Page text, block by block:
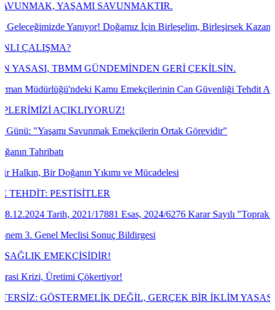
SAVUNMAKTIR.
Doğamız İçin Birleşelim, Birleşirsek Kazanırız!
GÜNDEMİNDEN GERİ ÇEKİLSİN.
Kamu Emekçilerinin Can Güvenliği Tehdit Altında!
Emekçilerin Ortak Görevidir"
Yıkımı ve Mücadelesi
17881 Esas, 2024/6276 Karar Sayılı "Toprak Mahsulleri
Sonuç Bildirgesi
Çökertiyor!
DEĞİL, GERÇEK BİR İKLİM YASASI İSTİYORUZ!